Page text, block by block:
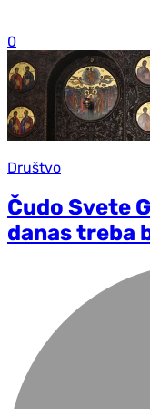
0
Društvo
Čudo Svete
danas treba